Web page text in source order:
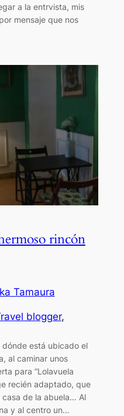
a la entrvista, mis
mensaje que nos
rincón
Tamaura
blogger
está ubicado el
al caminar unos
para “Lolavuela
recién adaptado, que
de la abuela… Al
y al centro un…